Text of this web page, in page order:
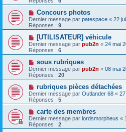
Concours photos
Dernier message par patespace « 22
Réponses : 9
[UTILISATEUR] véhicule
Dernier message par pub2n « 24 mai
Réponses : 6
sous rubriques
Dernier message par pub2n « 08 mai
Réponses : 20
rubriques pièces détachées
Dernier message par Outlander 68 «
Réponses : 5
carte des membres
Dernier message par lordsmorpheus «
Réponses : 2